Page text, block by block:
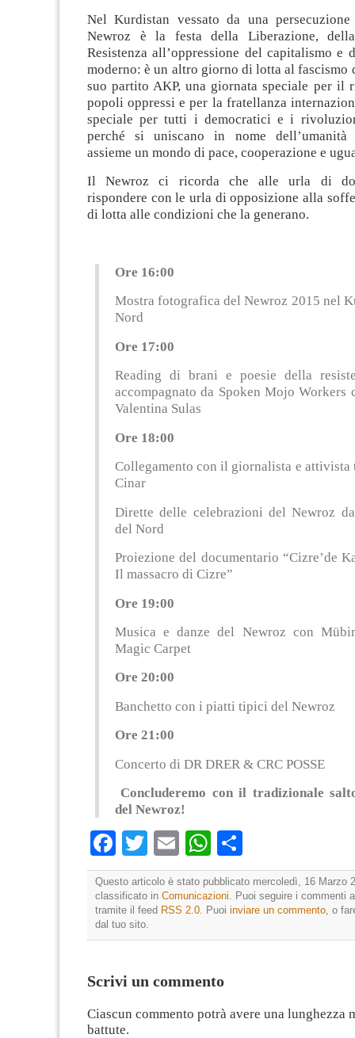
Nel Kurdistan vessato da una
Newroz è la festa della Liberazione,
Resistenza all’oppressione del capitalismo e
moderno: è un altro giorno di lotta al fascismo
suo partito AKP, una giornata speciale per il
popoli oppressi e per la fratellanza
speciale per tutti i democratici e i
perché si uniscano in nome dell’umanità
assieme un mondo di pace, cooperazione e
Il Newroz ci ricorda che alle urla di
rispondere con le urla di opposizione alla
di lotta alle condizioni che la generano.
Ore 16:00
Mostra fotografica del Newroz 2015 nel
Nord
Ore 17:00
Reading di brani e poesie della
accompagnato da Spoken Mojo Workers
Valentina Sulas
Ore 18:00
Collegamento con il giornalista e attivista
Cinar
Dirette delle celebrazioni del Newroz
del Nord
Proiezione del documentario “Cizre’de
Il massacro di Cizre”
Ore 19:00
Musica e danze del Newroz con
Magic Carpet
Ore 20:00
Banchetto con i piatti tipici del Newroz
Ore 21:00
Concerto di DR DRER & CRC POSSE
Concluderemo con il tradizionale
del Newroz!
Facebook
TwitterEmailWhatsApp
Questo articolo è stato pubblicato mercoledì, 16 Marzo
classificato in Comunicazioni. Puoi seguire i commenti
tramite il feed RSS 2.0. Puoi inviare un commento, o
dal tuo sito.
Scrivi un commento
Ciascun commento potrà avere una lunghezza
battute.